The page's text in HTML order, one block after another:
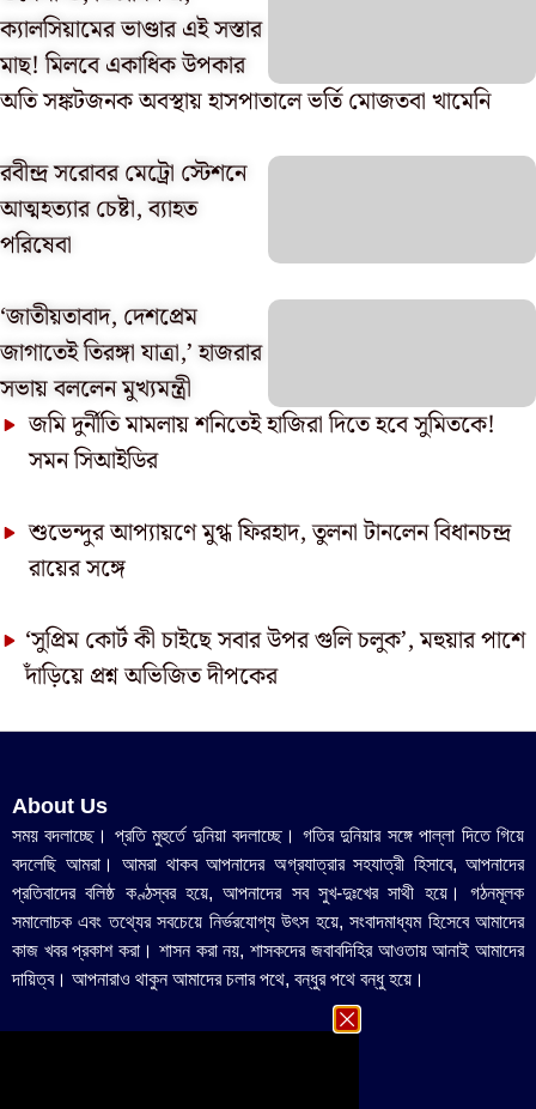
ক্যালসিয়ামের ভাণ্ডার এই সস্তার
মাছ! মিলবে একাধিক উপকার
অতি সঙ্কটজনক অবস্থায় হাসপাতালে ভর্তি মোজতবা খামেনি
রবীন্দ্র সরোবর মেট্রো স্টেশনে
আত্মহত্যার চেষ্টা, ব্যাহত
পরিষেবা
‘জাতীয়তাবাদ, দেশপ্রেম
জাগাতেই তিরঙ্গা যাত্রা,’ হাজরার
সভায় বললেন মুখ্যমন্ত্রী
জমি দুর্নীতি মামলায় শনিতেই হাজিরা দিতে হবে সুমিতকে!
সমন সিআইডির
শুভেন্দুর আপ্যায়ণে মুগ্ধ ফিরহাদ, তুলনা টানলেন বিধানচন্দ্র
রায়ের সঙ্গে
‘সুপ্রিম কোর্ট কী চাইছে সবার উপর গুলি চলুক’, মহুয়ার পাশে
দাঁড়িয়ে প্রশ্ন অভিজিত দীপকের
About Us
সময় বদলাচ্ছে। প্রতি মুহুর্তে দুনিয়া বদলাচ্ছে। গতির দুনিয়ার সঙ্গে পাল্লা দিতে গিয়ে
বদলেছি আমরা। আমরা থাকব আপনাদের অগ্রযাত্রার সহযাত্রী হিসাবে, আপনাদের
প্রতিবাদের বলিষ্ঠ কণ্ঠস্বর হয়ে, আপনাদের সব সুখ-দুঃখের সাথী হয়ে। গঠনমূলক
সমালোচক এবং তথ্যের সবচেয়ে নির্ভরযোগ্য উ‍ৎস হয়ে, সংবাদমাধ্যম হিসেবে আমাদের
কাজ খবর প্রকাশ করা। শাসন করা নয়, শাসকদের জবাবদিহির আওতায় আনাই আমাদের
দায়িত্ব। আপনারাও থাকুন আমাদের চলার পথে, বন্ধুর পথে বন্ধু হয়ে।
Important Links